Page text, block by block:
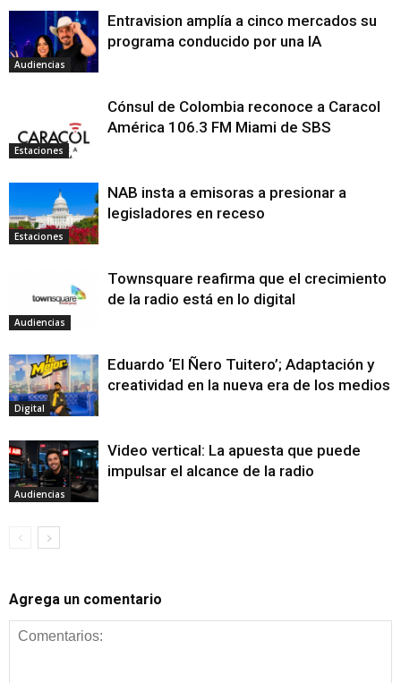
Audiencias
Entravision amplía a cinco mercados su
programa conducido por una IA
Estaciones
Cónsul de Colombia reconoce a Caracol
América 106.3 FM Miami de SBS
Estaciones
NAB insta a emisoras a presionar a
legisladores en receso
Audiencias
Townsquare reafirma que el crecimiento
de la radio está en lo digital
Digital
Eduardo ‘El Ñero Tuitero’; Adaptación y
creatividad en la nueva era de los medios
Audiencias
Video vertical: La apuesta que puede
impulsar el alcance de la radio
Agrega un comentario